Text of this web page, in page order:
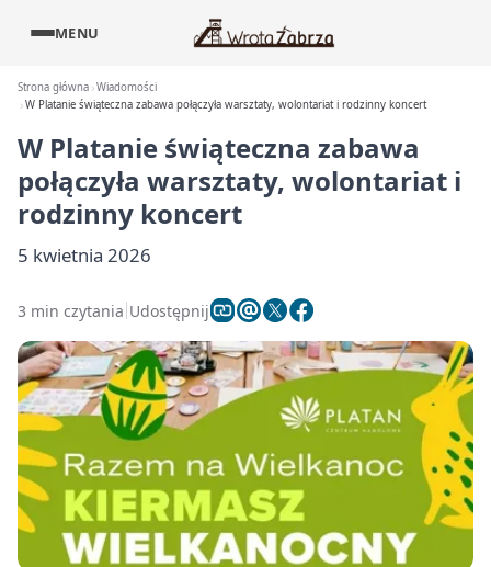
MENU
Strona główna Wiadomości
W Platanie świąteczna zabawa połączyła warsztaty, wolontariat i rodzinny koncert
W Platanie świąteczna zabawa
połączyła warsztaty, wolontariat i
rodzinny koncert
5 kwietnia 2026
3 min czytania Udostępnij